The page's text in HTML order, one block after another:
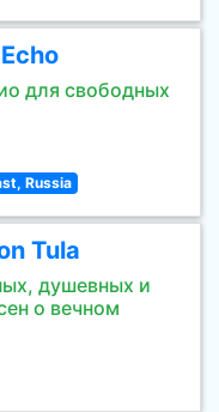
для свободных
Russia
Tula
душевных и
о вечном